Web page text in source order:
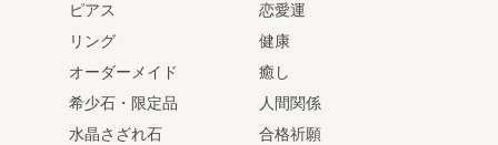
ピアス
リング
オーダーメイド
希少石・限定品
水晶さざれ石
恋愛運
健康
癒し
人間関係
合格祈願